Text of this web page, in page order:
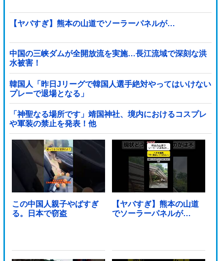
【ヤバすぎ】熊本の山道でソーラーパネルが…
中国の三峡ダムが全開放流を実施…長江流域で深刻な洪
水被害！
韓国人「昨日Jリーグで韓国人選手絶対やってはいけない
プレーで退場となる」
「神聖なる場所です」靖国神社、境内におけるコスプレ
や軍装の禁止を発表！他
この中国人親子やばすぎ
る。日本で窃盗
【ヤバすぎ】熊本の山道
でソーラーパネルが…